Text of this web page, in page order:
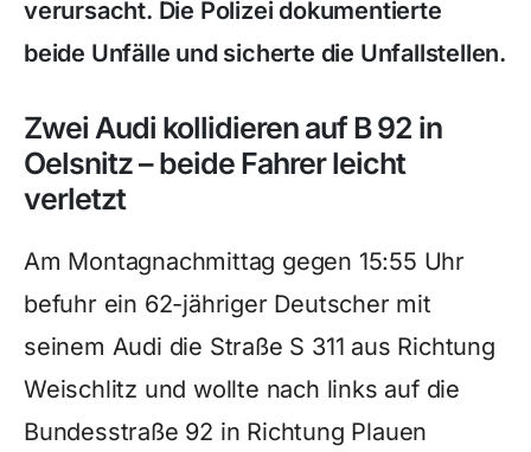
verursacht. Die Polizei dokumentierte
beide Unfälle und sicherte die Unfallstellen.
Zwei Audi kollidieren auf B 92 in
Oelsnitz – beide Fahrer leicht
verletzt
Am Montagnachmittag gegen 15:55 Uhr
befuhr ein 62-jähriger Deutscher mit
seinem Audi die Straße S 311 aus Richtung
Weischlitz und wollte nach links auf die
Bundesstraße 92 in Richtung Plauen